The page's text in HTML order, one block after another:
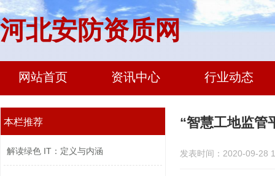
河北安防资质网
网站首页 资讯中心 行业动态
本栏推荐
解读绿色 IT：定义与内涵
“智慧工地监管
发表时间：2020-09-28